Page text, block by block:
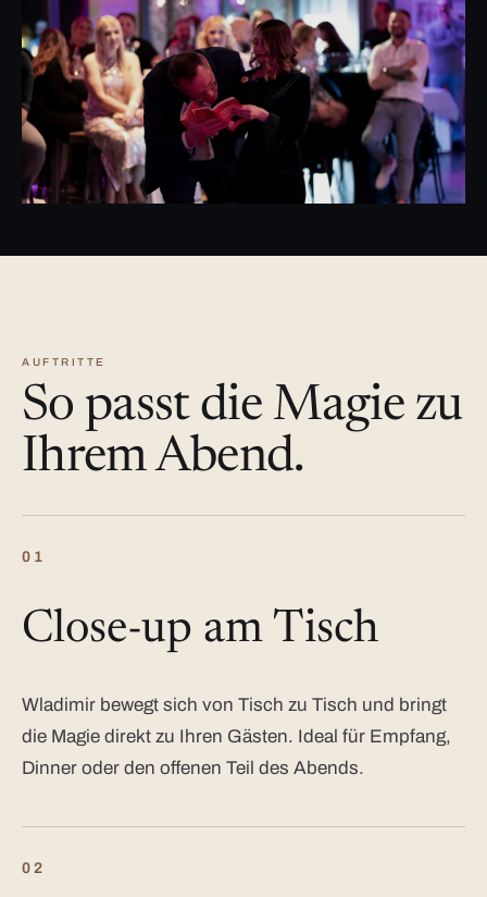
AUFTRITTE
So passt die Magie zu
Ihrem Abend.
01
Close-up am Tisch
Wladimir bewegt sich von Tisch zu Tisch und bringt
die Magie direkt zu Ihren Gästen. Ideal für Empfang,
Dinner oder den offenen Teil des Abends.
02